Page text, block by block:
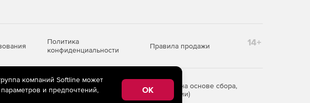
Политика
конфиденциальности
Правила продажи 14+
технологии предоставления информации на основе сбора,
находящихся на территории Российской Федерации)
компаний Softline может
и предпочтений,
OK